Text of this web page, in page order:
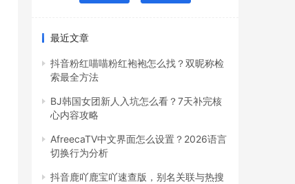
最近文章
抖音粉红喵喵粉红袍袍怎么找？双昵称检
索最全方法
BJ韩国女团新人入坑怎么看？7天补完核
心内容攻略
AfreecaTV中文界面怎么设置？2026语言
切换行为分析
抖音鹿吖鹿宝吖速查版，别名关联与热搜